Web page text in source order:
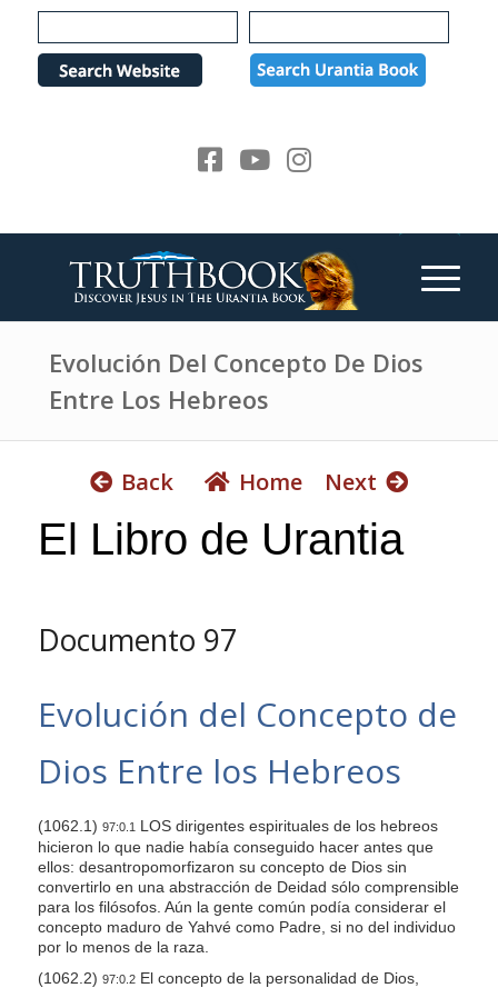
t
T
w
e
a
d
e
Evolución Del Concepto De Dios
Entre Los Hebreos
Back Home Next
El Libro de Urantia
Documento 97
Evolución del Concepto de
Dios Entre los Hebreos
(1062.1) 97:0.1 LOS dirigentes espirituales de los hebreos
hicieron lo que nadie había conseguido hacer antes que
ellos: desantropomorfizaron su concepto de Dios sin
convertirlo en una abstracción de Deidad sólo comprensible
para los filósofos. Aún la gente común podía considerar el
concepto maduro de Yahvé como Padre, si no del individuo
por lo menos de la raza.
(1062.2) 97:0.2El concepto de la personalidad de Dios,